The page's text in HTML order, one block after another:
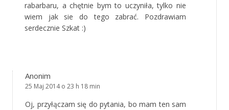
rabarbaru, a chętnie bym to uczyniła, tylko nie
wiem jak sie do tego zabrać. Pozdrawiam
serdecznie Szkat :)
Anonim
25 Maj 2014 o 23 h 18 min
Oj, przyłączam się do pytania, bo mam ten sam